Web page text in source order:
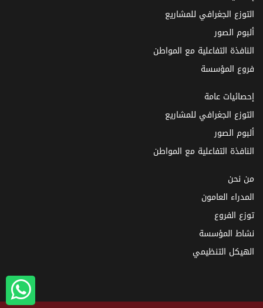
التوزع الجغرافي للمشاريع
ألبوم الصور
النافذة التفاعلية مع المواطن
فروع المؤسسة
إحصائيات عامة
التوزع الجغرافي للمشاريع
ألبوم الصور
النافذة التفاعلية مع المواطن
من نحن
المدراء العامون
توزع الفروع
نشاط المؤسسة
الهيكل التنظيمي